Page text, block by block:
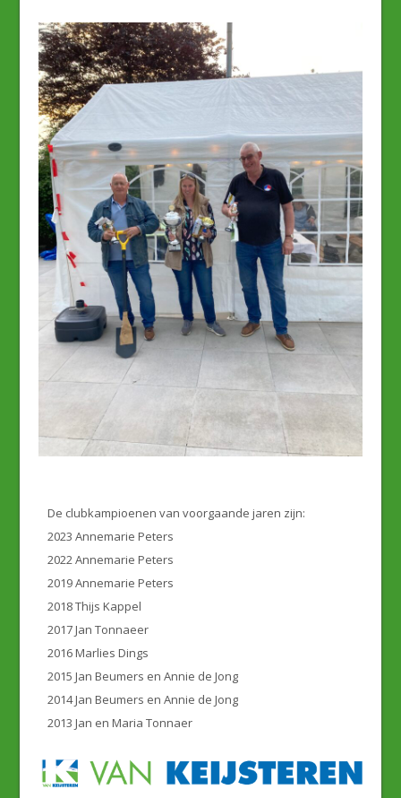
De clubkampioenen van voorgaande jaren zijn:
2023 Annemarie Peters
2022 Annemarie Peters
2019 Annemarie Peters
2018 Thijs Kappel
2017 Jan Tonnaeer
2016 Marlies Dings
2015 Jan Beumers en Annie de Jong
2014 Jan Beumers en Annie de Jong
2013 Jan en Maria Tonnaer